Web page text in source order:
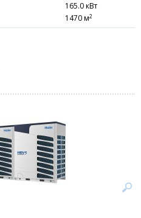
165.0 кВт
1470 м2